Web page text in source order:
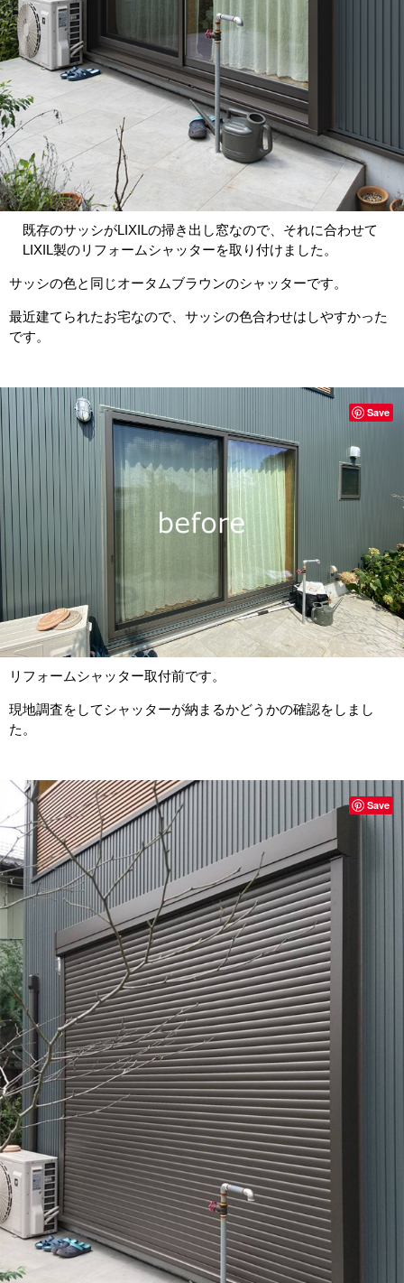
既存のサッシがLIXILの掃き出し窓なので、それに合わせて
LIXIL製のリフォームシャッターを取り付けました。
サッシの色と同じオータムブラウンのシャッターです。
最近建てられたお宅なので、サッシの色合わせはしやすかった
です。
リフォームシャッター取付前です。
現地調査をしてシャッターが納まるかどうかの確認をしまし
た。
Save
Save